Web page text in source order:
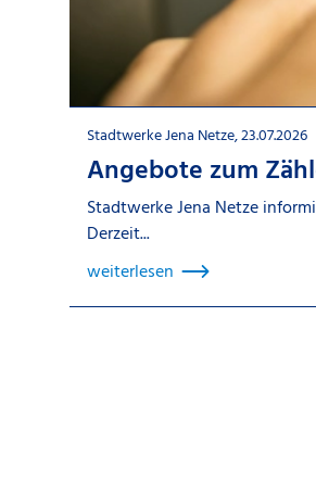
Stadtwerke Jena Netze, 23.07.2026
Angebote zum
Stadtwerke Jena Netze
Derzeit...
weiterlesen